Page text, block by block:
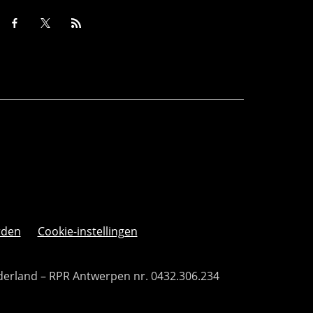
Cookie-instellingen
– RPR Antwerpen nr. 0432.306.234